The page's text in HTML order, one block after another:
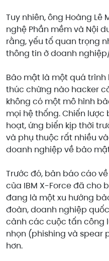
Tuy nhiên, ông Hoàng Lê
nghệ Phần mềm và Nội
rằng, yếu tố quan trọng
thông tin ở doanh
Bảo mật là một quá
thúc chừng nào hacker
không có một mô hình
mọi hệ thống. Chiến
hoạt, ứng biến kịp thời
và phụ thuộc rất nhiều
doanh nghiệp về bảo
Trước đó, bản báo cáo về
của IBM X-Force đã cho
đang là một xu hướng
đoàn, doanh nghiệp
cảnh các cuộc tấn công
nhọn (phishing và spear
hơn.